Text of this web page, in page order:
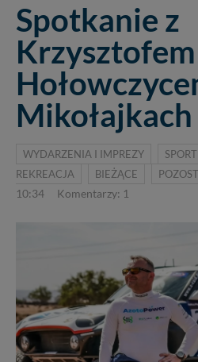
Spotkanie z
Krzysztofem
Mikołajkach
WYDARZENIA I IMPREZY
REKREACJA
BIEŻĄCE
10:34
Komentarzy: 1